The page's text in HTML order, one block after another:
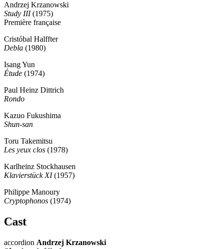
Andrzej Krzanowski
Study III(1975)
Première française
Cristóbal Halffter
Debla (1980)
Isang Yun
Étude (1974)
Paul Heinz Dittrich
Rondo
Kazuo Fukushima
Shun-san
Toru Takemitsu
Les yeux clos (1978)
Karlheinz Stockhausen
Klavierstück XI(1957)
Philippe Manoury
Cryptophonos (1974)
Cast
accordion Andrzej Krzanowski